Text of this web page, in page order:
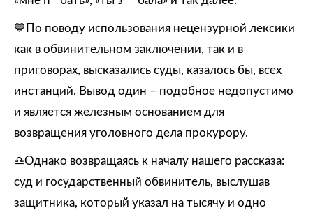
💙По поводу использования нецензурной лексики
как в обвинительном заключении, так и в
приговорах, высказались суды, казалось бы, всех
инстанций. Вывод один – подобное недопустимо
и является железным основанием для
возвращения уголовного дела прокурору.
♎️Однако возвращаясь к началу нашего рассказа:
суд и государственный обвинитель, выслушав
защитника, который указал на тысячу и одно